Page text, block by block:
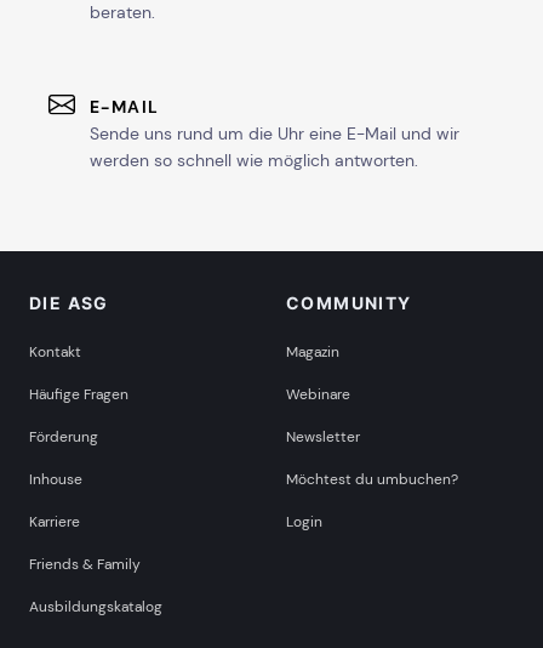
beraten.
E-MAIL
Sende uns rund um die Uhr eine E-Mail und wir
werden so schnell wie möglich antworten.
DIE ASG
Kontakt
Häufige Fragen
Förderung
Inhouse
Karriere
Friends & Family
Ausbildungskatalog
COMMUNITY
Magazin
Webinare
Newsletter
Möchtest du umbuchen?
Login